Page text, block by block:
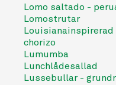
Lomo saltado -
Lomostrutar
chorizo
Lumumba
Lunchlådesallad
Lussebullar -